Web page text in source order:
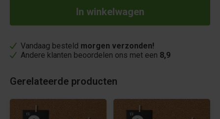
Vandaag besteld morgen verzonden!
Andere klanten beoordelen ons met een 8,9
Gerelateerde producten